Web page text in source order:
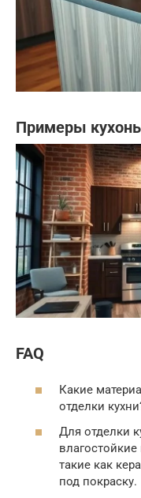
Примеры
FAQ
Какие
отделки
Для отделки
такие как
под покраску.